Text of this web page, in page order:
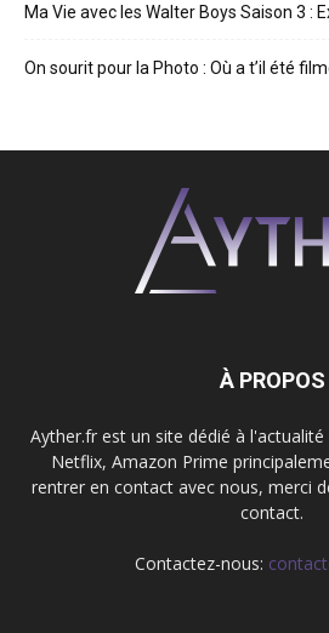
Ma Vie avec les Walter Boys Saison 3 :
On sourit pour la Photo : Où a t’il été
À PROPOS
Ayther.fr est un site dédié à
Netflix, Amazon Prime
rentrer en contact avec nous, merci
contact.
Contactez-nous: